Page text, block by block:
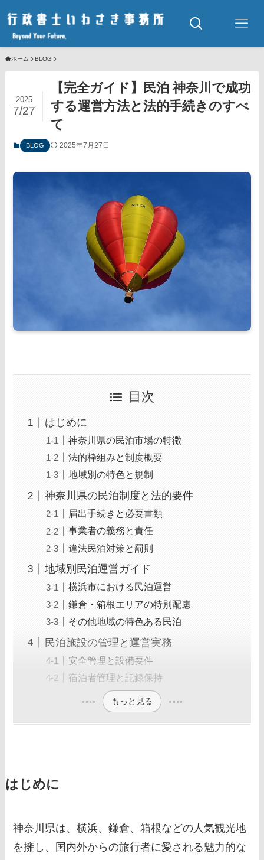
ホーム BLOG
【完全ガイド】民泊 神奈川で成功
する運営方法と法的手続きのすべ
て
2025
7/27
BLOG 2025年7月27日
目次
はじめに
神奈川県の民泊市場の特徴
法的枠組みと制度概要
地域別の特色と規制
神奈川県の民泊制度と法的要件
届出手続きと必要書類
事業者の義務と責任
違法民泊対策と罰則
地域別民泊運営ガイド
横浜市における民泊運営
鎌倉・箱根エリアの特別配慮
その他地域の特色ある民泊
民泊施設の管理と運営実務
安全管理と設備要件
宿泊者管理と記録保持
もっと見る
はじめに
神奈川県は、横浜、鎌倉、箱根などの人気観光地
を擁し、国内外からの旅行者に愛される魅力的な